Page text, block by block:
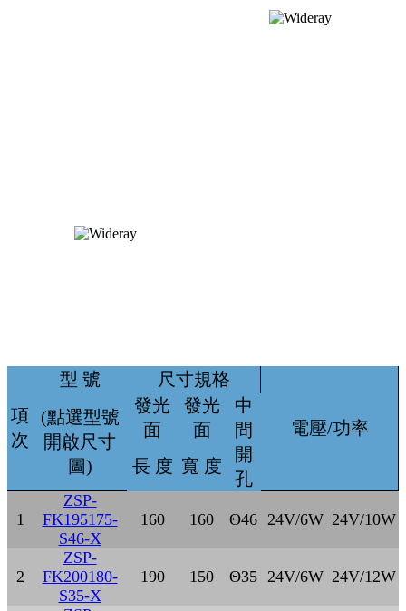
項
次
型 號 尺寸規格
電壓/功率
(點選型號
開啟尺寸
圖)
發光
面
發光
面
中
間
長 度 寬 度
開
孔
1
ZSP-
FK195175-
S46-X
160 160 Θ46 24V/6W 24V/10W
2
ZSP-
FK200180-
S35-X
190 150 Θ35 24V/6W 24V/12W